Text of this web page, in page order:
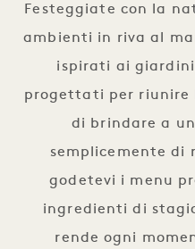
Festeggiate con la
ambienti in riva al
ispirati ai
progettati per riunire
di brindare a
semplicemente di
godetevi i menu
ingredienti di
rende ogni